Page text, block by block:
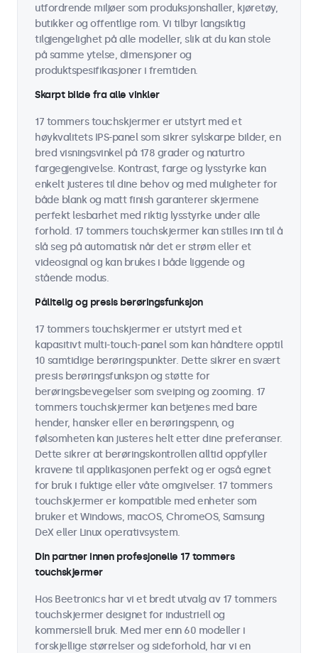
utfordrende miljøer som produksjonshaller, kjøretøy,
butikker og offentlige rom. Vi tilbyr langsiktig
tilgjengelighet på alle modeller, slik at du kan stole
på samme ytelse, dimensjoner og
produktspesifikasjoner i fremtiden.
Skarpt bilde fra alle vinkler
17 tommers touchskjermer er utstyrt med et
høykvalitets IPS-panel som sikrer sylskarpe bilder, en
bred visningsvinkel på 178 grader og naturtro
fargegjengivelse. Kontrast, farge og lysstyrke kan
enkelt justeres til dine behov og med muligheter for
både blank og matt finish garanterer skjermene
perfekt lesbarhet med riktig lysstyrke under alle
forhold. 17 tommers touchskjermer kan stilles inn til å
slå seg på automatisk når det er strøm eller et
videosignal og kan brukes i både liggende og
stående modus.
Pålitelig og presis berøringsfunksjon
17 tommers touchskjermer er utstyrt med et
kapasitivt multi-touch-panel som kan håndtere opptil
10 samtidige berøringspunkter. Dette sikrer en svært
presis berøringsfunksjon og støtte for
berøringsbevegelser som sveiping og zooming. 17
tommers touchskjermer kan betjenes med bare
hender, hansker eller en berøringspenn, og
følsomheten kan justeres helt etter dine preferanser.
Dette sikrer at berøringskontrollen alltid oppfyller
kravene til applikasjonen perfekt og er også egnet
for bruk i fuktige eller våte omgivelser. 17 tommers
touchskjermer er kompatible med enheter som
bruker et Windows, macOS, ChromeOS, Samsung
DeX eller Linux operativsystem.
Din partner innen profesjonelle 17 tommers
touchskjermer
Hos Beetronics har vi et bredt utvalg av 17 tommers
touchskjermer designet for industriell og
kommersiell bruk. Med mer enn 60 modeller i
forskjellige størrelser og sideforhold, har vi en